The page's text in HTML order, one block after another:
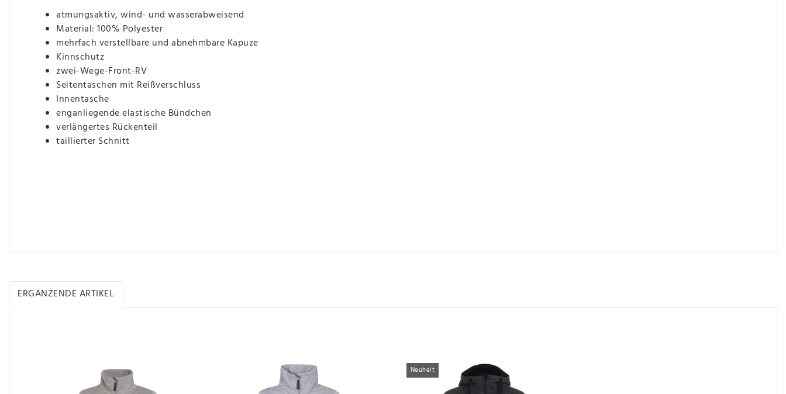
atmungsaktiv, wind- und wasserabweisend
Material: 100% Polyester
mehrfach verstellbare und abnehmbare Kapuze
Kinnschutz
zwei-Wege-Front-RV
Seitentaschen mit Reißverschluss
Innentasche
enganliegende elastische Bündchen
verlängertes Rückenteil
taillierter Schnitt
ERGÄNZENDE ARTIKEL
Neuheit